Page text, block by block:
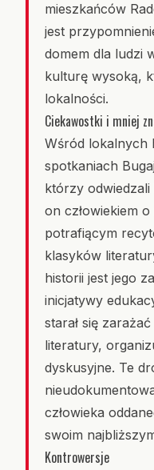
mieszkańców
jest
domem dla ludzi
kulturę wysoką,
lokalności.
Ciekawostki i mniej
Wśród lokalnych
spotkaniach
którzy odwiedzali
on człowiekiem o
potrafiącym
klasyków
historii jest jego
inicjatywy
starał się zarażać
literatury,
dyskusyjne. Te
człowieka
swoim
Kontrowersje